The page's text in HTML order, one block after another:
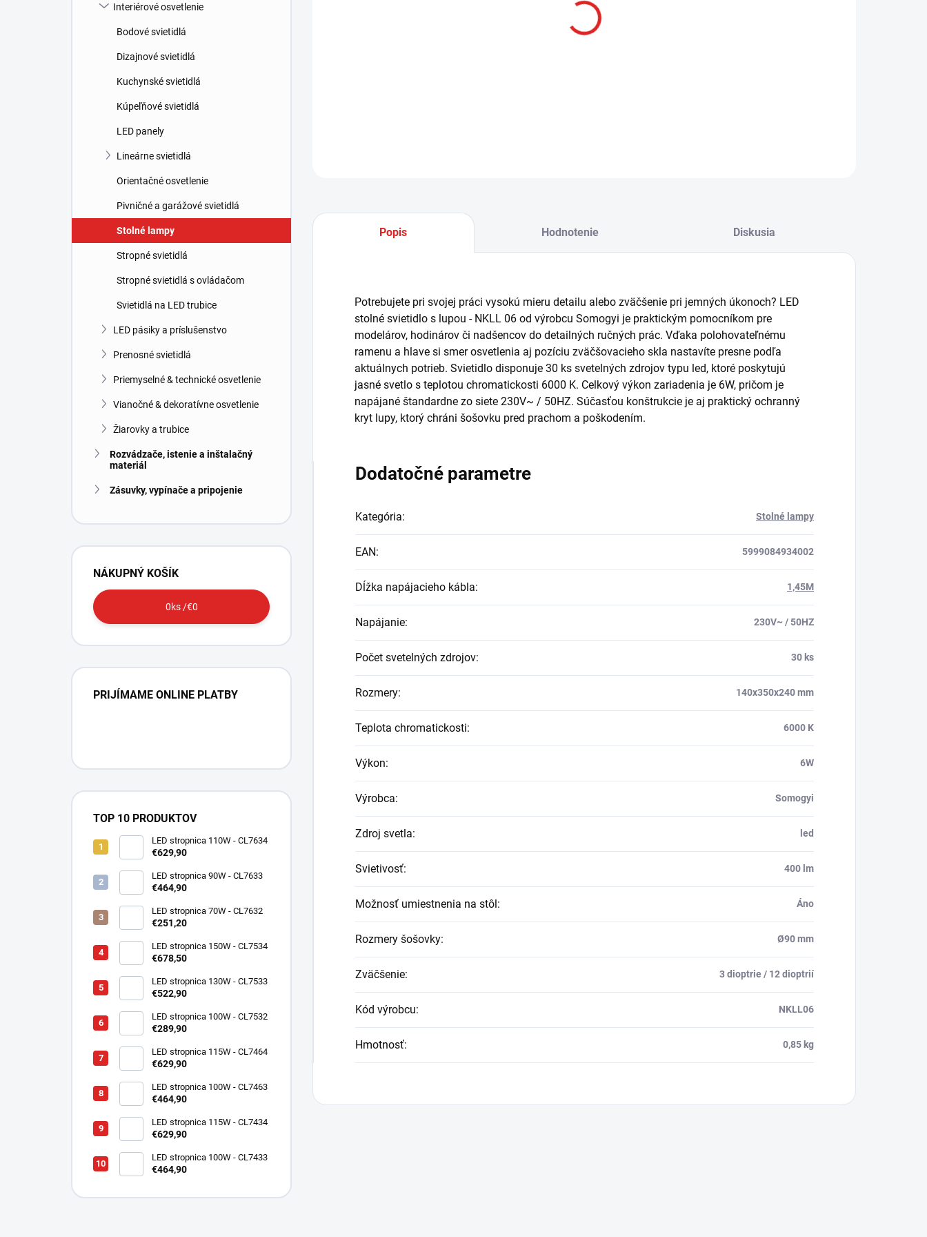
Interiérové osvetlenie
Bodové svietidlá
Dizajnové svietidlá
Kuchynské svietidlá
Kúpeľňové svietidlá
LED panely
Lineárne svietidlá
Orientačné osvetlenie
Pivničné a garážové svietidlá
Stolné lampy
Stropné svietidlá
Stropné svietidlá s ovládačom
Svietidlá na LED trubice
LED pásiky a príslušenstvo
Prenosné svietidlá
Priemyselné & technické osvetlenie
Vianočné & dekoratívne osvetlenie
Žiarovky a trubice
Rozvádzače, istenie a inštalačný
materiál
Zásuvky, vypínače a pripojenie
NÁKUPNÝ KOŠÍK
0ks /€0
PRIJÍMAME ONLINE PLATBY
TOP 10 PRODUKTOV
LED stropnica 110W - CL7634
€629,90
LED stropnica 90W - CL7633
€464,90
LED stropnica 70W - CL7632
€251,20
LED stropnica 150W - CL7534
€678,50
LED stropnica 130W - CL7533
€522,90
LED stropnica 100W - CL7532
€289,90
LED stropnica 115W - CL7464
€629,90
LED stropnica 100W - CL7463
€464,90
LED stropnica 115W - CL7434
€629,90
LED stropnica 100W - CL7433
€464,90
praktickým pomocníkom pri detailnej práci.
Popis Hodnotenie Diskusia
Potrebujete pri svojej práci vysokú mieru detailu alebo zväčšenie pri jemných úkonoch? LED
stolné svietidlo s lupou - NKLL 06 od výrobcu Somogyi je praktickým pomocníkom pre
modelárov, hodinárov či nadšencov do detailných ručných prác. Vďaka polohovateľnému
ramenu a hlave si smer osvetlenia aj pozíciu zväčšovacieho skla nastavíte presne podľa
aktuálnych potrieb. Svietidlo disponuje 30 ks svetelných zdrojov typu led, ktoré poskytujú
jasné svetlo s teplotou chromatickosti 6000 K. Celkový výkon zariadenia je 6W, pričom je
napájané štandardne zo siete 230V~ / 50HZ. Súčasťou konštrukcie je aj praktický ochranný
kryt lupy, ktorý chráni šošovku pred prachom a poškodením.
Dodatočné parametre
Kategória: Stolné lampy
EAN: 5999084934002
Dĺžka napájacieho kábla: 1,45M
Napájanie: 230V~ / 50HZ
Počet svetelných zdrojov: 30 ks
Rozmery: 140x350x240 mm
Teplota chromatickosti: 6000 K
Výkon: 6W
Výrobca: Somogyi
Zdroj svetla: led
Svietivosť: 400 lm
Možnosť umiestnenia na stôl: Áno
Rozmery šošovky: Ø90 mm
Zväčšenie: 3 dioptrie / 12 dioptrií
Kód výrobcu: NKLL06
Hmotnosť: 0,85 kg